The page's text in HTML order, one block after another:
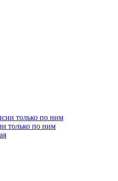
только по ним